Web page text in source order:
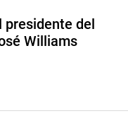
presidente del
Williams